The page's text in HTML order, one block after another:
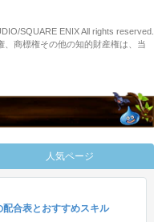
SQUARE ENIX All rights reserved.
商標権その他の知的財産権は、当
人気ページ
配合表とおすすめスキル